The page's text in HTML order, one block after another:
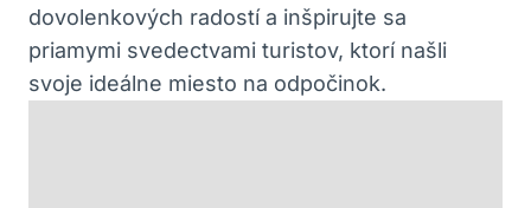
dovolenkových radostí a inšpirujte sa
priamymi svedectvami turistov, ktorí našli
svoje ideálne miesto na odpočinok.